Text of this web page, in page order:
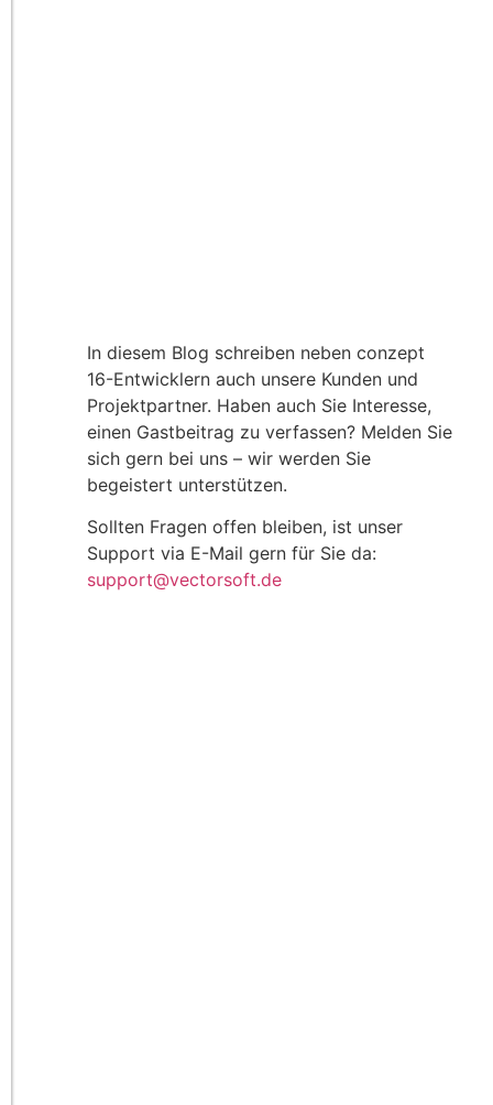
In diesem Blog schreiben neben conzept
16-Entwicklern auch unsere Kunden und
Projektpartner. Haben auch Sie Interesse,
einen Gastbeitrag zu verfassen? Melden Sie
sich gern bei uns – wir werden Sie
begeistert unterstützen.
Sollten Fragen offen bleiben, ist unser
Support via E-Mail gern für Sie da:
support@vectorsoft.de